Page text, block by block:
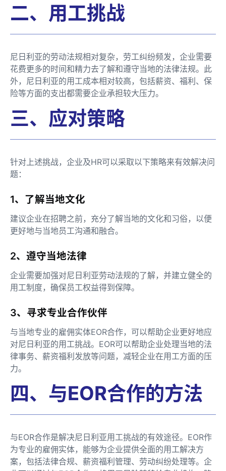
二、用工挑战
尼日利亚的劳动法规相对复杂，劳工纠纷频发，企业需要
花费更多的时间和精力去了解和遵守当地的法律法规。此
外，尼日利亚的用工成本相对较高，包括薪资、福利、保
险等方面的支出都需要企业承担较大压力。
三、应对策略
针对上述挑战，企业及HR可以采取以下策略来有效解决问
题：
1、了解当地文化
建议企业在招聘之前，充分了解当地的文化和习俗，以便
更好地与当地员工沟通和融合。
2、遵守当地法律
企业需要加强对尼日利亚劳动法规的了解，并建立健全的
用工制度，确保员工权益得到保障。
3、寻求专业合作伙伴
与当地专业的雇佣实体EOR合作，可以帮助企业更好地应
对尼日利亚的用工挑战。EOR可以帮助企业处理当地的法
律事务、薪资福利发放等问题，减轻企业在用工方面的压
力。
四、与EOR合作的方法
与EOR合作是解决尼日利亚用工挑战的有效途径。EOR作
为专业的雇佣实体，能够为企业提供全面的用工解决方
案，包括法律合规、薪资福利管理、劳动纠纷处理等。企